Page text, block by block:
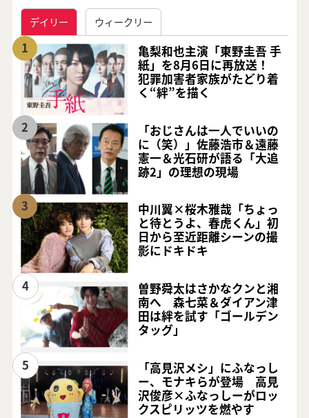
デイリー ウィークリー
1
亀梨和也主演「東野圭吾 手
紙」を8月6日に再放送！
犯罪加害者家族がたどり着
く“絆”を描く
2
「おじさんは一人でいいの
に（笑）」佐藤浩市＆遠藤
憲一＆光石研が語る「大追
跡2」の理想の現場
3
中川翼×桜木雅哉「ちょっ
と待とうよ、春虎くん」初
日から至近距離シーンの撮
影にドキドキ
4
曽野舜太はさかなクンと湘
南へ 森七菜＆ダイアン津
田は絆を試す「ゴールデン
タッグ」
5
「高見沢メシ」にふなっし
ー、モナキらが登場 高見
沢俊彦×ふなっしーがロッ
クスピリッツを燃やす